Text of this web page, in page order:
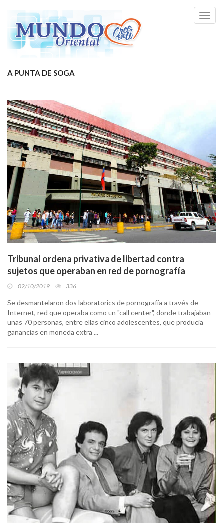
A PUNTA DE SOGA
Tribunal ordena privativa de libertad contra
sujetos que operaban en red de pornografía
02/10/2019 336
Se desmantelaron dos laboratorios de pornografía a través de
Internet, red que operaba como un "call center", donde trabajaban
unas 70 personas, entre ellas cinco adolescentes, que producía
ganancias en moneda extra ...